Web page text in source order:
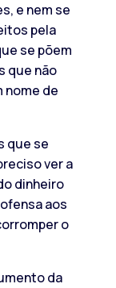
e nem se
pela
se põem
que não
nome de
que se
ver a
dinheiro
aos
o
da